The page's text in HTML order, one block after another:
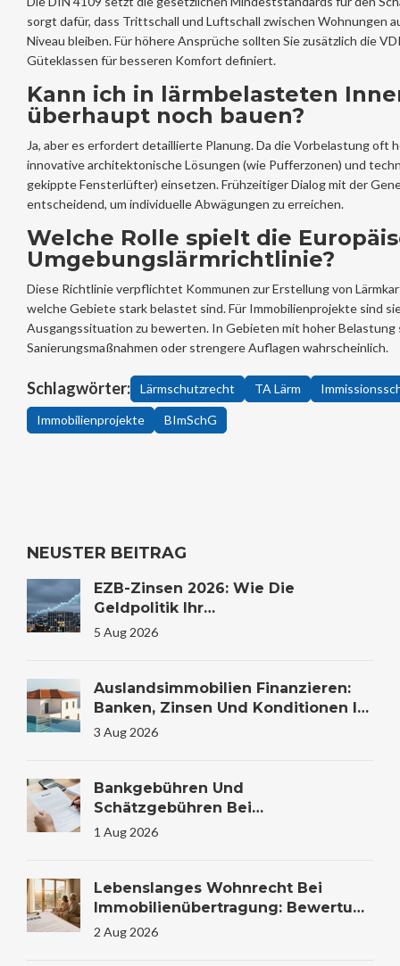
sorgt dafür, dass Trittschall und Luftschall zwischen Wohnungen
Niveau bleiben. Für höhere Ansprüche sollten Sie zusätzlich die
Güteklassen für besseren Komfort definiert.
Kann ich in lärmbelasteten
überhaupt noch bauen?
Ja, aber es erfordert detaillierte Planung. Da die Vorbelastung oft
innovative architektonische Lösungen (wie Pufferzonen) und
gekippte Fensterlüfter) einsetzen. Frühzeitiger Dialog mit der
entscheidend, um individuelle Abwägungen zu erreichen.
Welche Rolle spielt die
Umgebungslärmrichtlinie?
Diese Richtlinie verpflichtet Kommunen zur Erstellung von
welche Gebiete stark belastet sind. Für Immobilienprojekte sind
Ausgangssituation zu bewerten. In Gebieten mit hoher Belastung
Sanierungsmaßnahmen oder strengere Auflagen wahrscheinlich.
Schlagwörter: Lärmschutzrecht TA Lärm
Immobilienprojekte BImSchG
NEUSTER BEITRAG
EZB-Zinsen 2026: Wie Die
Geldpolitik Ihr
Immobilienkaufverhalten
5 Aug 2026
Auslandsimmobilien Finanzieren:
Banken, Zinsen Und Konditionen Im
Vergleich
3 Aug 2026
Bankgebühren Und
Schätzgebühren Bei
Immobilienfinanzierung: Kosten
1 Aug 2026
Lebenslanges Wohnrecht Bei
Immobilienübertragung: Bewertung
Und Steuer
2 Aug 2026